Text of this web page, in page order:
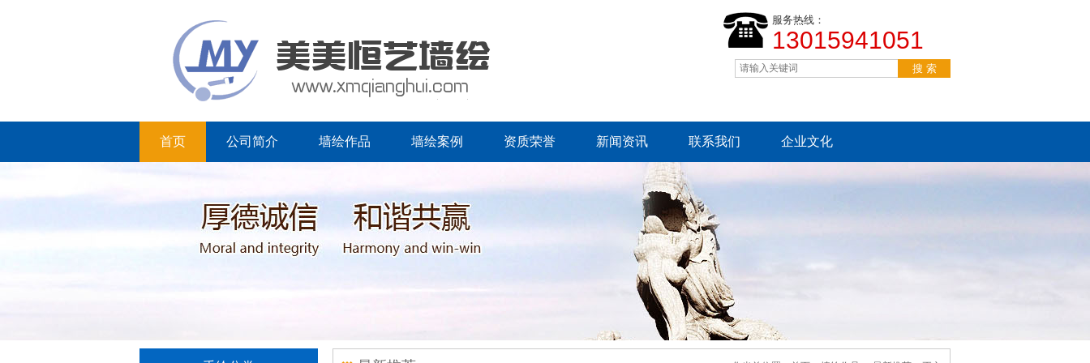
服务热线：
13015941051
首页 公司简介 墙绘作品 墙绘案例 资质荣誉 新闻资讯 联系我们 企业文化